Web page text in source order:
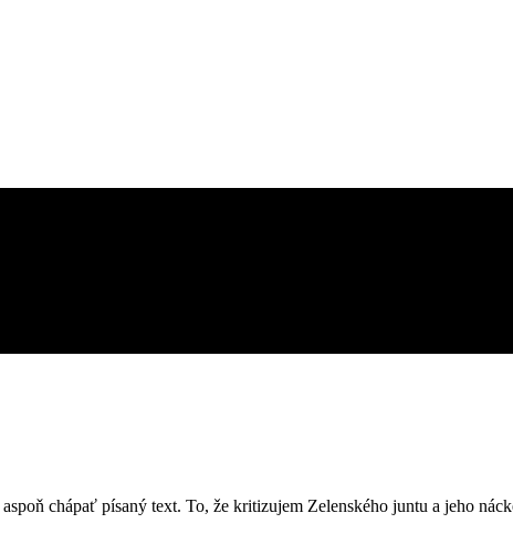
chápať písaný text. To, že kritizujem Zelenského juntu a jeho